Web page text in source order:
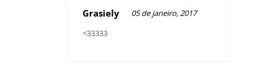
Grasiely
05 de janeiro, 2017
<33333